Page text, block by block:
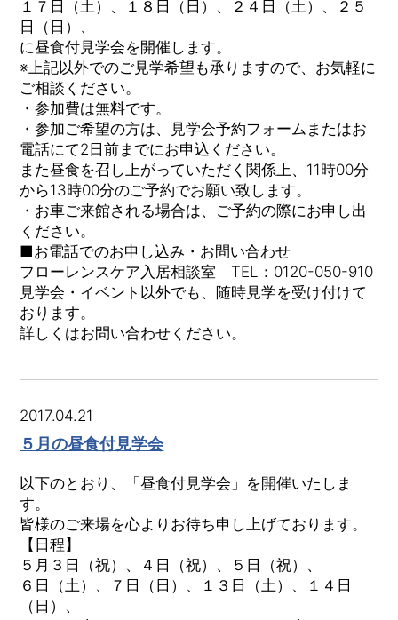
１７日（土）、１８日（日）、２４日（土）、２５
日（日）、
に昼食付見学会を開催します。
※上記以外でのご見学希望も承りますので、お気軽に
ご相談ください。
・参加費は無料です。
・参加ご希望の方は、見学会予約フォームまたはお
電話にて2日前までにお申込ください。
また昼食を召し上がっていただく関係上、11時00分
から13時00分のご予約でお願い致します。
・お車ご来館される場合は、ご予約の際にお申し出
ください。
■お電話でのお申し込み・お問い合わせ
フローレンスケア入居相談室 TEL：0120-050-910
見学会・イベント以外でも、随時見学を受け付けて
おります。
詳しくはお問い合わせください。
2017.04.21
５月の昼食付見学会
以下のとおり、「昼食付見学会」を開催いたしま
す。
皆様のご来場を心よりお待ち申し上げております。
【日程】
５月３日（祝）、４日（祝）、５日（祝）、
６日（土）、７日（日）、１３日（土）、１４日
（日）、